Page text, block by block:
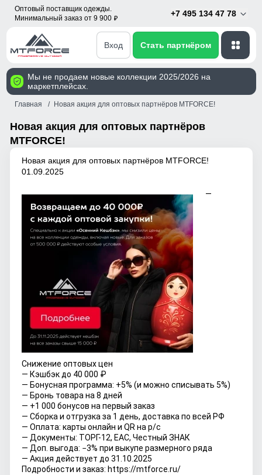
Оптовый поставщик одежды.
Минимальный заказ от 9 900 p
+7 495 134 47 78
Вход Стать партнёром
Мы не продаем новые коллекции 2025/2026 на
маркетплейсах.
Главная Новая акция для оптовых партнёров MTFORCE!
Новая акция для оптовых партнёров
MTFORCE!
Новая акция для оптовых партнёров MTFORCE!
01.09.2025
—
Снижение оптовых цен
— Кэшбэк до 40 000 ₽
— Бонусная программа: +5% (и можно списывать 5%)
— Бронь товара на 8 дней
— +1 000 бонусов на первый заказ
— Сборка и отгрузка за 1 день, доставка по всей РФ
— Оплата: карты онлайн и QR на р/с
— Документы: ТОРГ-12, ЕАС, Честный ЗНАК
— Доп. выгода: −3% при выкупе размерного ряда
— Акция действует до 31.10.2025
Подробности и заказ: https://mtforce.ru/